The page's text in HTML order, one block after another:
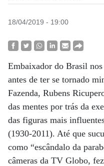
18/04/2019 - 19:00
Embaixador do Brasil
antes de ter se tornado
Fazenda, Rubens
das mentes por trás da
das figuras mais
(1930-2011). Até que
como “escândalo da
câmeras da TV Globo,